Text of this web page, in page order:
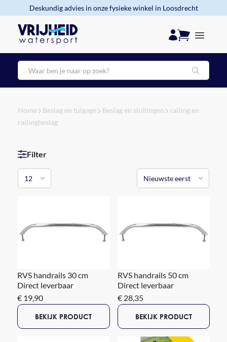
Deskundig advies in onze fysieke winkel in Loosdrecht
Zoeken
Home Beslag en tuigage Beslag en sluitingen
railing en
railingbeslag
Filter
RVS handrails 30 cm
Direct leverbaar
€ 19,90
BEKIJK PRODUCT
RVS handrails 50 cm
Direct leverbaar
€ 28,35
BEKIJK PRODUCT